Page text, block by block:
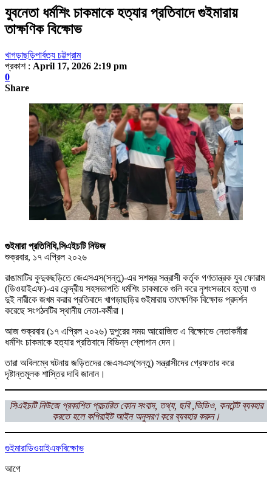
যুবনেতা ধর্মশিং চাকমাকে হত্যার প্রতিবাদে গুইমারায়
তাক্ষণিক বিক্ষোভ
খাগড়াছড়িপার্বত্য চট্টগ্রাম
প্রকাশ : April 17, 2026 2:19 pm
0
Share
গুইমারা প্রতিনিধি,সিএইচটি নিউজ
শুক্রবার, ১৭ এপ্রিল ২০২৬
রাঙামাটির কুদুকছড়িতে জেএসএস(সন্তু)-এর সশস্ত্র সন্ত্রাসী কর্তৃক গণতান্ত্রক যুব ফোরাম
(ডিওয়াইএফ)-এর কেন্দ্রীয় সহসভাপতি ধর্মশিং চাকমাকে গুলি করে নৃশংসভাবে হত্যা ও
দুই নারীকে জখম করার প্রতিবাদে খাগড়াছড়ির গুইমারায় তাৎক্ষণিক বিক্ষোভ প্রদর্শন
করেছে সংগঠনটির স্থানীয় নেতা-কর্মীরা।
আজ শুক্রবার (১৭ এপ্রিল ২০২৬) দুপুরের সময় আয়োজিত এ বিক্ষোভে নেতাকর্মীরা
ধর্মশিং চাকমাকে হত্যার প্রতিবাদে বিভিন্ন শ্লোগান দেন।
তারা অবিলম্বে ঘটনায় জড়িতদের জেএসএস(সন্তু) সন্ত্রাসীদের গ্রেফতার করে
দৃষ্টান্তমূলক শাস্তির দাবি জানান।
সিএইচটি নিউজে প্রকাশিত প্রচারিত কোন সংবাদ, তথ্য, ছবি ,ভিডিও, কনটেন্ট ব্যবহার
করতে হলে কপিরাইট আইন অনুসরণ করে ব্যবহার করুন।
গুইমারাডিওয়াইএফবিক্ষোভ
আগে